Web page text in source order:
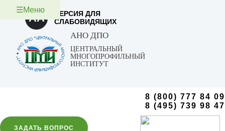
☰Меню
AA
ВЕРСИЯ ДЛЯ
СЛАБОВИДЯЩИХ
АНО ДПО
ЦЕНТРАЛЬНЫЙ
МНОГОПРОФИЛЬНЫЙ
ИНСТИТУТ
8 (800) 777 84 09
8 (495) 739 98 47
ЗАДАТЬ ВОПРОС